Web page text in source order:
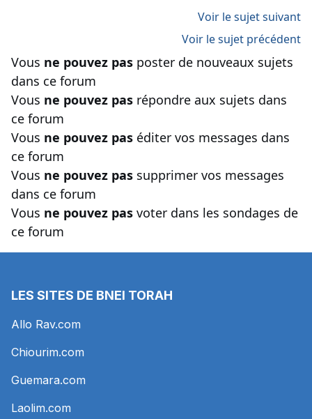
Voir le sujet suivant
Voir le sujet précédent
Vous ne pouvez pas poster de nouveaux sujets
dans ce forum
Vous ne pouvez pas répondre aux sujets dans
ce forum
Vous ne pouvez pas éditer vos messages dans
ce forum
Vous ne pouvez pas supprimer vos messages
dans ce forum
Vous ne pouvez pas voter dans les sondages de
ce forum
LES SITES DE BNEI TORAH
Allo Rav.com
Chiourim.com
Guemara.com
Laolim.com